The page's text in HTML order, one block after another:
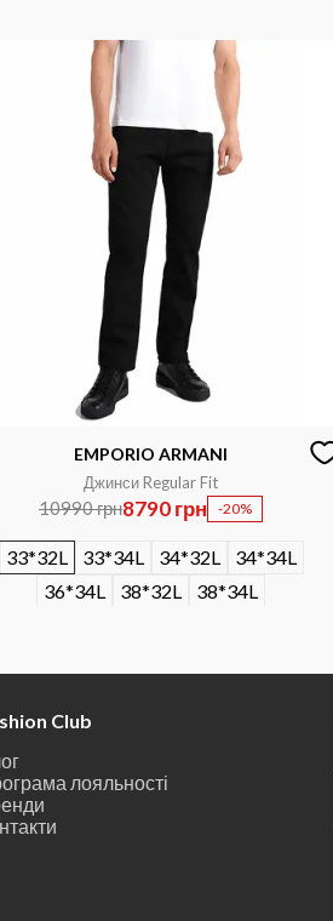
EMPORIO ARMANI
Джинси Regular Fit
10990 грн8790 грн -20%
33*32L 33*34L 34*32L
34*34L
36*34L
38*32L 38*34L
Club
лояльності